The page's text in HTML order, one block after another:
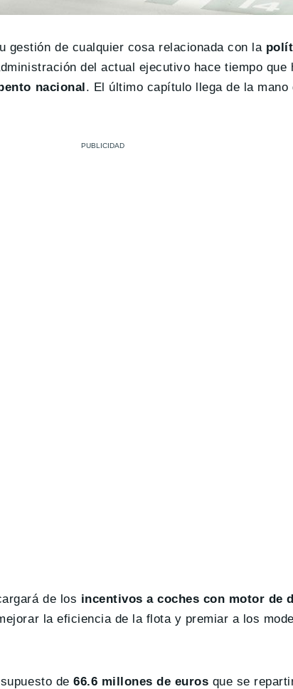
gestión de cualquier cosa relacionada con la
del actual ejecutivo hace tiempo
nacional. El último capítulo llega de la
de los incentivos a coches con motor de
la eficiencia de la flota y premiar a los
de 66.6 millones de euros que se